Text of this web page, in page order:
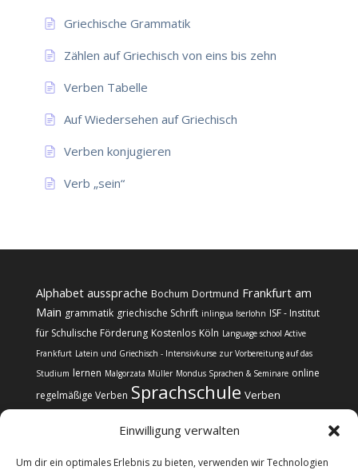
Einwilligung verwalten
Um dir ein optimales Erlebnis zu bieten, verwenden wir Technologien
Griechische Grammatik
Zählen auf Griechisch von eins bis zehn
Verben Tabelle
Auf Wiedersehen auf Griechisch
Verben konjugieren
Verb „sein“
Alphabet aussprache Bochum Dortmund Frankfurt am
Main grammatik griechische Schrift inlingua Iserlohn ISF - Institut
für Schulische Förderung Kostenlos Köln Language school Active
Frankfurt Latein und Griechisch - Intensivkurse zur Vorbereitung auf das
Studium lernen Malgorzata Müller Mondus Sprachen & Seminare online
regelmäßige Verben Sprachschule Verben